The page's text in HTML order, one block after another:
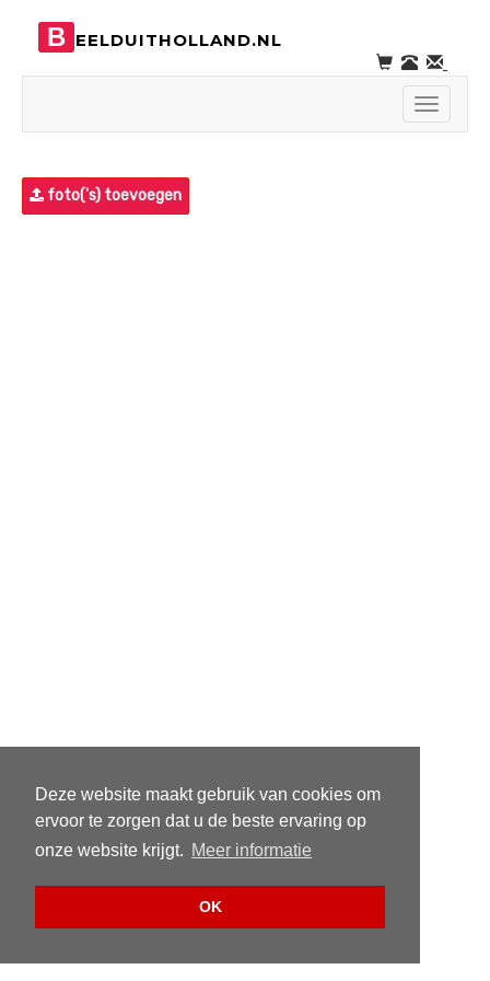
Deze website maakt gebruik van cookies om
ervoor te zorgen dat u de beste ervaring op
onze website krijgt. Meer informatie
OK
B EELDUITHOLLAND.NL
Toggle
foto('s) toevoegen